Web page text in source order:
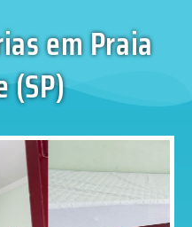
em Praia
(SP)